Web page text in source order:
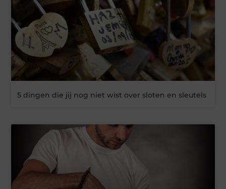
5 dingen die jij nog niet wist over sloten en sleutels